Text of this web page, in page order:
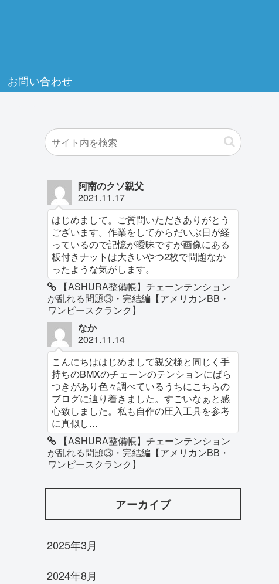
お問い合わせ
阿南のクソ親父
2021.11.17
はじめまして。ご質問いただきありがとう
ございます。作業をしてからだいぶ日が経
っているので記憶が曖昧ですが画像にある
板付きナットは大きいやつ2枚で問題なか
ったような気がします。
【ASHURA整備帳】チェーンテンション
が乱れる問題③・完結編【アメリカンBB・
ワンピースクランク】
なか
2021.11.14
こんにちははじめまして親父様と同じく手
持ちのBMXのチェーンのテンションにばら
つきがあり色々調べているうちにこちらの
ブログに辿り着きました。すごいなぁと感
心致しました。私も自作の圧入工具を参考
に真似し...
【ASHURA整備帳】チェーンテンション
が乱れる問題③・完結編【アメリカンBB・
ワンピースクランク】
アーカイブ
2025年3月
2024年8月